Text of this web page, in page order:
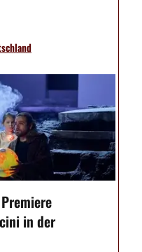
Premiere
in der